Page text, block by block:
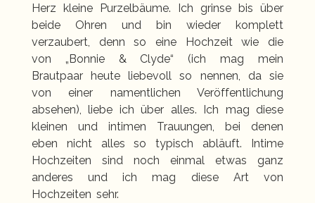
Herz kleine Purzelbäume. Ich grinse bis über
beide Ohren und bin wieder komplett
verzaubert, denn so eine Hochzeit wie die
von „Bonnie & Clyde“ (ich mag mein
Brautpaar heute liebevoll so nennen, da sie
von einer namentlichen Veröffentlichung
absehen), liebe ich über alles. Ich mag diese
kleinen und intimen Trauungen, bei denen
eben nicht alles so typisch abläuft. Intime
Hochzeiten sind noch einmal etwas ganz
anderes und ich mag diese Art von
Hochzeiten sehr.